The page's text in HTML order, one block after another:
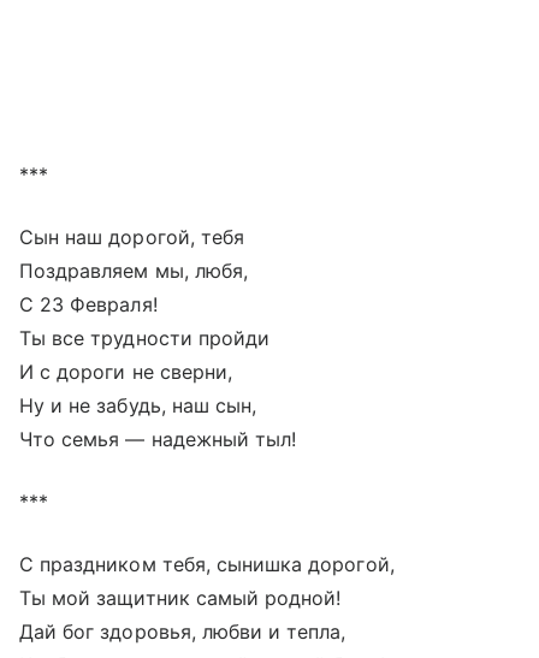
***
Сын наш дорогой, тебя
Поздравляем мы, любя,
С 23 Февраля!
Ты все трудности пройди
И с дороги не сверни,
Ну и не забудь, наш сын,
Что семья — надежный тыл!
***
С праздником тебя, сынишка дорогой,
Ты мой защитник самый родной!
Дай бог здоровья, любви и тепла,